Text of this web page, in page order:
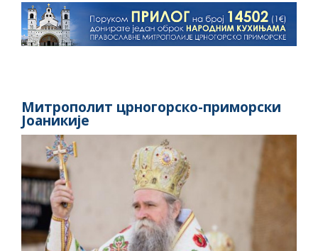
Митрополит црногорско-приморски
Јоаникије